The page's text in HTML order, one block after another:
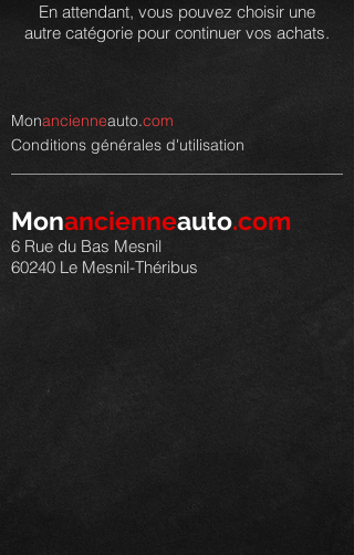
En attendant, vous pouvez choisir une
autre catégorie pour continuer vos achats.
Monancienneauto.com
Conditions générales d'utilisation
Monancienneauto.com
6 Rue du Bas Mesnil
60240 Le Mesnil-Théribus